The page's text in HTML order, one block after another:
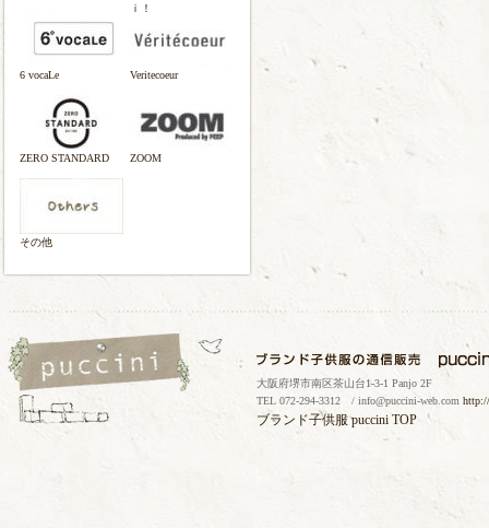
ｉ！
6 vocaLe Veritecoeur
ZERO STANDARD ZOOM
その他
大阪府堺市南区茶山台1-3-1 Panjo 2F
TEL 072-294-3312 / info@puccini-web.com
ブランド子供服puccini TOP